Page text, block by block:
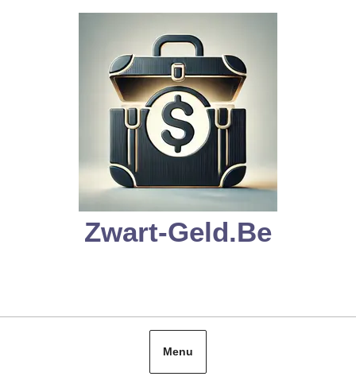
Zwart-Geld.be
Menu